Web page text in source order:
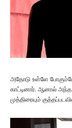
அதோடு உள்ளே
காட்டினார். ஆனால்
முத்திரையும்